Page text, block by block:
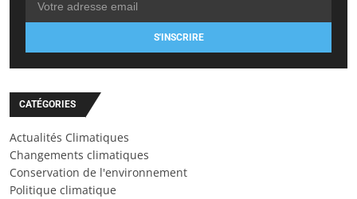
S'INSCRIRE
CATÉGORIES
Actualités Climatiques
Changements climatiques
Conservation de l'environnement
Politique climatique